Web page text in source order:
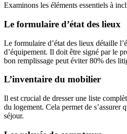
Examinons les éléments essentiels à
Le formulaire d’état des lieux
Le formulaire d’état des lieux détaille
d’équipement. Il doit être signé par le
bon remplissage peut éviter 80% des
L’inventaire du mobilier
Il est crucial de dresser une liste
du logement. Cela permet de s’assurer
séjour.